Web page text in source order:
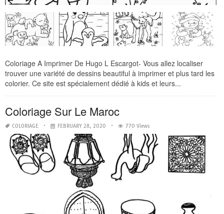
Coloriage A Imprimer De Hugo L Escargot- Vous allez localiser
trouver une variété de dessins beautiful à imprimer et plus tard les
colorier. Ce site est spécialement dédié à kids et leurs...
Coloriage Sur Le Maroc
COLORIAGE FEBRUARY 28, 2020 770 Views